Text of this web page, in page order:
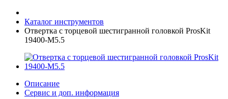
Каталог инструментов
Отвертка с торцевой шестигранной головкой ProsKit
19400-M5.5
Описание
Сервис и доп. информация